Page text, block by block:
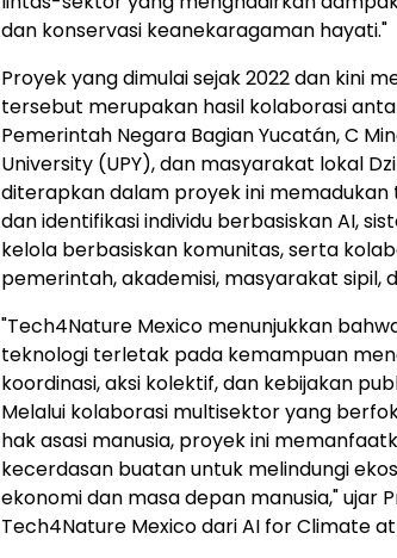
dan konservasi keanekaragaman hayati."
Proyek yang dimulai sejak 2022 dan kini
tersebut merupakan hasil kolaborasi
Pemerintah Negara Bagian Yucatán, C
University (UPY), dan masyarakat lokal
diterapkan dalam proyek ini memadukan
dan identifikasi individu berbasiskan AI,
kelola berbasiskan komunitas, serta
pemerintah, akademisi, masyarakat sipil,
"Tech4Nature Mexico menunjukkan
teknologi terletak pada kemampuan
koordinasi, aksi kolektif, dan kebijakan
Melalui kolaborasi multisektor yang
hak asasi manusia, proyek ini
kecerdasan buatan untuk melindungi
ekonomi dan masa depan manusia," ujar
Tech4Nature Mexico dari AI for Climate at